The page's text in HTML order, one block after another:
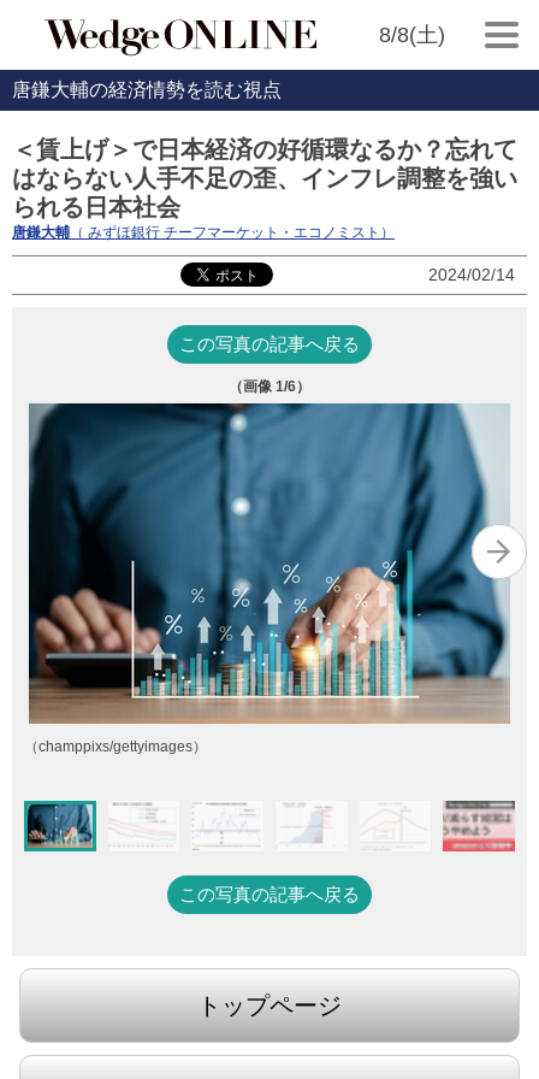
8/8(土)
唐鎌大輔の経済情勢を読む視点
＜賃上げ＞で日本経済の好循環なるか？忘れて
はならない人手不足の歪、インフレ調整を強い
られる日本社会
唐鎌大輔 （ みずほ銀行 チーフマーケット・エコノミスト）
2024/02/14
この写真の記事へ戻る
（画像 1/6）
（champpixs/gettyimages）
この写真の記事へ戻る
トップページ